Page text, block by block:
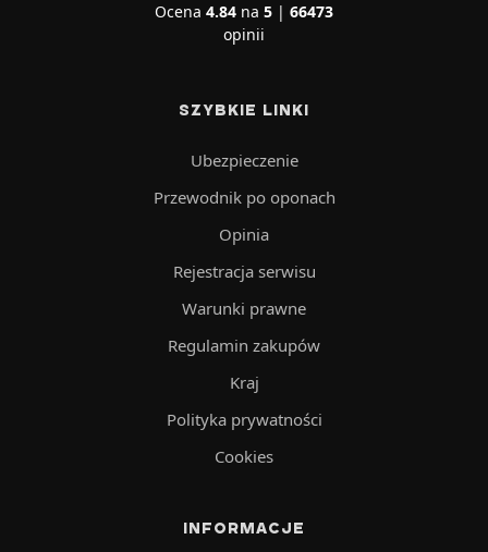
Ocena 4.84 na 5 | 66473
opinii
SZYBKIE LINKI
Ubezpieczenie
Przewodnik po oponach
Opinia
Rejestracja serwisu
Warunki prawne
Regulamin zakupów
Kraj
Polityka prywatności
Cookies
INFORMACJE